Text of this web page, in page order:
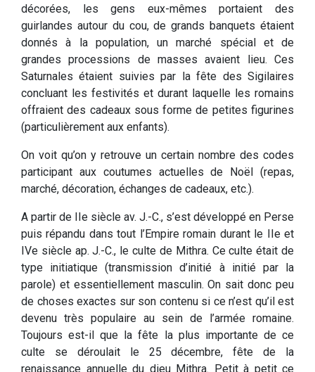
décorées, les gens eux-mêmes portaient des
guirlandes autour du cou, de grands banquets étaient
donnés à la population, un marché spécial et de
grandes processions de masses avaient lieu. Ces
Saturnales étaient suivies par la fête des Sigilaires
concluant les festivités et durant laquelle les romains
offraient des cadeaux sous forme de petites figurines
(particulièrement aux enfants).
On voit qu’on y retrouve un certain nombre des codes
participant aux coutumes actuelles de Noël (repas,
marché, décoration, échanges de cadeaux, etc.).
A partir de IIe siècle av. J.-C., s’est développé en Perse
puis répandu dans tout l’Empire romain durant le IIe et
IVe siècle ap. J.-C., le culte de Mithra. Ce culte était de
type initiatique (transmission d’initié à initié par la
parole) et essentiellement masculin. On sait donc peu
de choses exactes sur son contenu si ce n’est qu’il est
devenu très populaire au sein de l’armée romaine.
Toujours est-il que la fête la plus importante de ce
culte se déroulait le 25 décembre, fête de la
renaissance annuelle du dieu Mithra. Petit à petit ce